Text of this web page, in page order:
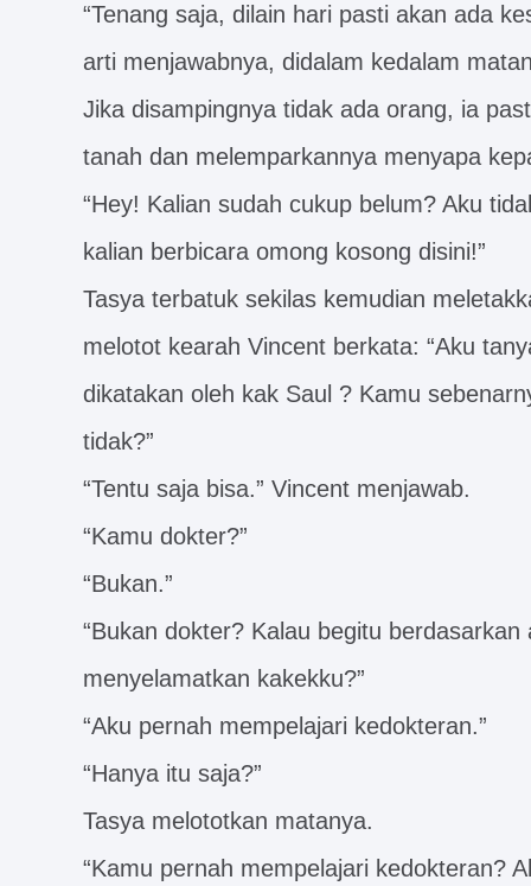
“Tenang saja, dilain hari pasti akan ada
arti menjawabnya, didalam kedalam
Jika disampingnya tidak ada orang, ia
tanah dan melemparkannya menyapa
“Hey! Kalian sudah cukup belum? Aku
kalian berbicara omong kosong disini!”
Tasya terbatuk sekilas kemudian
melotot kearah Vincent berkata: “Aku
dikatakan oleh kak Saul ? Kamu
tidak?”
“Tentu saja bisa.” Vincent menjawab.
“Kamu dokter?”
“Bukan.”
“Bukan dokter? Kalau begitu
menyelamatkan kakekku?”
“Aku pernah mempelajari kedokteran.”
“Hanya itu saja?”
Tasya melototkan matanya.
“Kamu pernah mempelajari kedokteran?